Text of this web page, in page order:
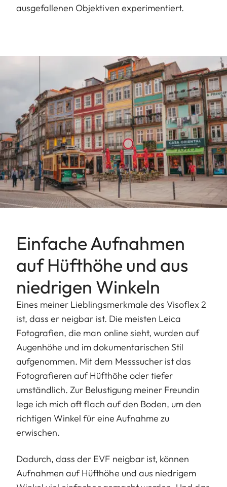
ausgefallenen Objektiven experimentiert.
Einfache Aufnahmen
auf Hüfthöhe und aus
niedrigen Winkeln
Eines meiner Lieblingsmerkmale des Visoflex 2
ist, dass er neigbar ist. Die meisten Leica
Fotografien, die man online sieht, wurden auf
Augenhöhe und im dokumentarischen Stil
aufgenommen. Mit dem Messsucher ist das
Fotografieren auf Hüfthöhe oder tiefer
umständlich. Zur Belustigung meiner Freundin
lege ich mich oft flach auf den Boden, um den
richtigen Winkel für eine Aufnahme zu
erwischen.
Dadurch, dass der EVF neigbar ist, können
Aufnahmen auf Hüfthöhe und aus niedrigem